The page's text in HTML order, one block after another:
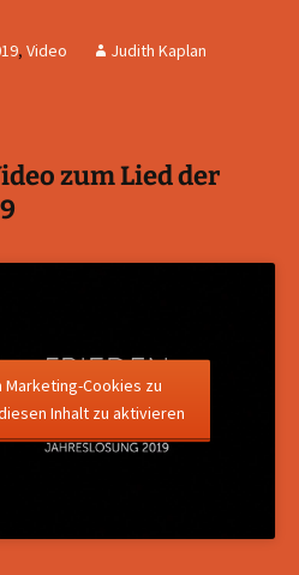
, Video Judith Kaplan
zum Lied der
Marketing-Cookies zu
Inhalt zu aktivieren